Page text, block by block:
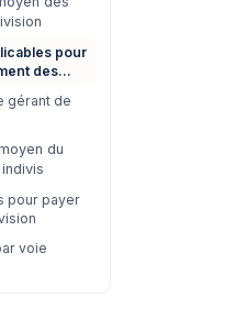
pour
des
gérant de
du
pour payer
voie